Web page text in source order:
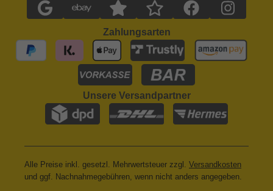
Zahlungsarten
Unsere Versandpartner
Alle Preise inkl. gesetzl. Mehrwertsteuer zzgl. Versandkosten
und ggf. Nachnahmegebühren, wenn nicht anders angegeben.